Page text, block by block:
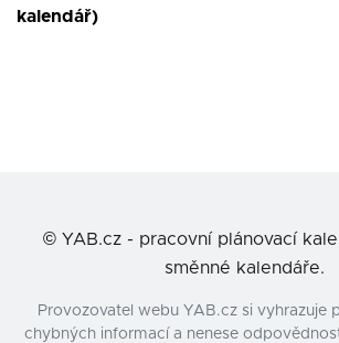
kalendář)
© YAB.cz - pracovní plánovací
směnné kalendáře.
Provozovatel webu YAB.cz si vyhrazuje
chybných informací a nenese